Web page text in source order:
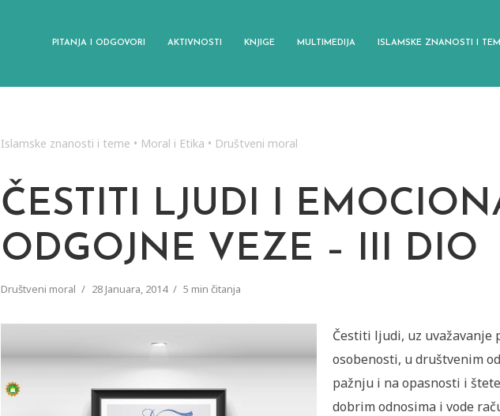
PITANJA I ODGOVORI AKTIVNOSTI KNJIGE MULTIMEDIJA ISLAMSKE ZNANOSTI I
Islamske znanosti i teme • Moral i Etika • Društveni moral
ČESTITI LJUDI I
ODGOJNE VEZE – III DIO
Društveni moral 28 Januara, 2014 5 min čitanja
Čestiti ljudi, uz uvažavanje
osobenosti, u društvenim
pažnju i na opasnosti i
dobrim odnosima i vode